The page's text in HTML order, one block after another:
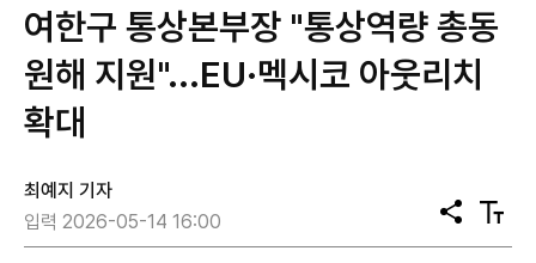
여한구 통상본부장 "통상역량 총동
원해 지원"...EU·멕시코 아웃리치
확대
최예지 기자
입력 2026-05-14 16:00
공
유
텍
스